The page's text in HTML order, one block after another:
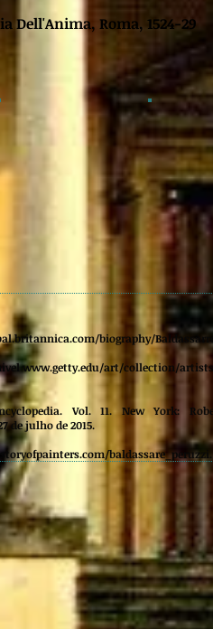
Dell'Anima, Roma, 1524-29
biography/
www.getty.edu/art/collection/
Vol. 11. New York:
de julho de 2015.
baldassare_peruzzi.